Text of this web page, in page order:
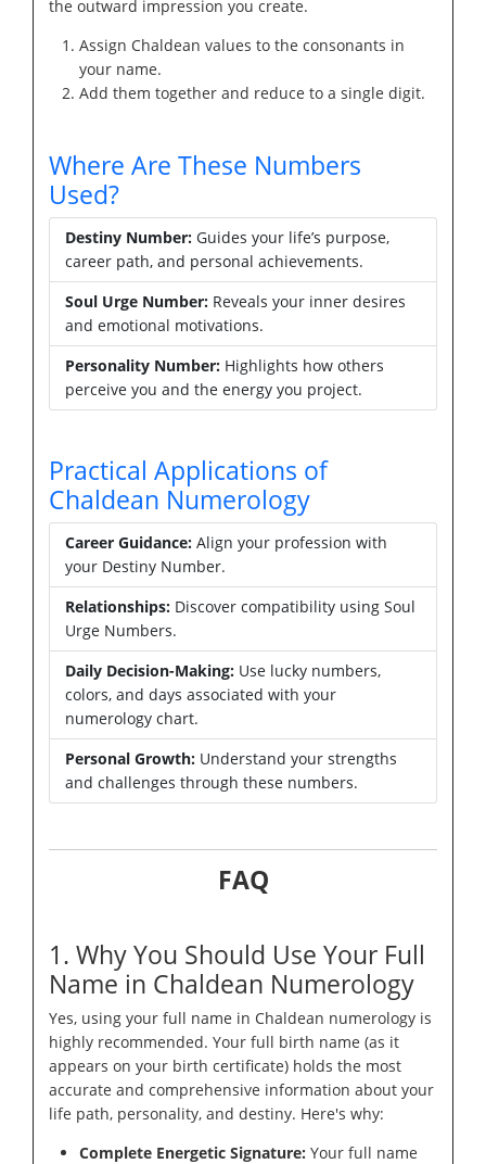
the outward impression you create.
Assign Chaldean values to the consonants in
your name.
Add them together and reduce to a single digit.
Where Are These Numbers
Used?
Destiny Number: Guides your life’s purpose,
career path, and personal achievements.
Soul Urge Number: Reveals your inner desires
and emotional motivations.
Personality Number: Highlights how others
perceive you and the energy you project.
Practical Applications of
Chaldean Numerology
Career Guidance: Align your profession with
your Destiny Number.
Relationships: Discover compatibility using Soul
Urge Numbers.
Daily Decision-Making: Use lucky numbers,
colors, and days associated with your
numerology chart.
Personal Growth: Understand your strengths
and challenges through these numbers.
FAQ
1. Why You Should Use Your Full
Name in Chaldean Numerology
Yes, using your full name in Chaldean numerology is
highly recommended. Your full birth name (as it
appears on your birth certificate) holds the most
accurate and comprehensive information about your
life path, personality, and destiny. Here's why:
Complete Energetic Signature: Your full name